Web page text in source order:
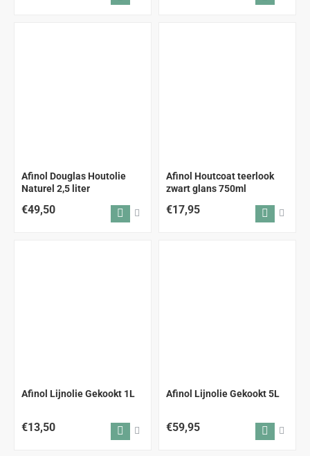
Afinol Douglas Houtolie
Naturel 2,5 liter
€49,50
Afinol Houtcoat teerlook
zwart glans 750ml
€17,95
Afinol Lijnolie Gekookt 1L
€13,50
Afinol Lijnolie Gekookt 5L
€59,95